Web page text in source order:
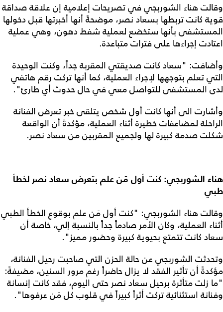
وقالت هناء الشوربجي في تصريحات إعلامية إن علاقة صداقة
قوية كانت تربطها بسعاد نصر، موضحةً أنها أخبرتها قبل دخولها
المستشفى بأنها ستخضع لعملية شفط دهون، وهي عملية
اعتادت إجراءها على فترات متباعدة.
وأضافت: "سعاد كانت صديقتي المقربة جداً، وكنت الوحيدة
التي تعلم بتوجهها لإجراء العملية، كما أنها تركت رقم هاتفي
لدى المستشفى للتواصل معي في حال حدوث أي طارئ".
وأشارت الى أنها كانت أول شخص يتلقى خبر تعرض الفنانة
الراحلة لمضاعفات خطيرة أثناء العملية، مؤكدةً أن الواقعة
شكلت صدمة كبيرة لها ولجميع المقربين من سعاد نصر.
هناء الشوربجي: كنت أول مَن علم بتعرض سعاد نصر لخطأ
طبي
وقالت هناء الشوربجي: "كنت أول مَن علم بوقوع الخطأ الطبي
أثناء العملية، وكان الأمر صادماً جداً بالنسبة إلي، خاصة أن
سعاد كانت تتمتع بحيوية كبيرة وحضور مميز".
وتحدثت الشوربجي عن حالة الحزن التي صاحبت رحيل الفنانة،
مؤكدةً أن تأثير الفقد لا يزال حاضراً رغم مرور السنين، مضيفةً:
"ما زلت متأثرة برحيل سعاد نصر حتى اليوم، فقد كانت إنسانة
وفنانة استثنائية تركت أثراً كبيراً في قلوب كل مَن عرفوها".